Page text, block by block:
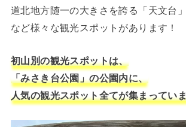
道北地方随一の大きさを誇る「天文台」
など様々な観光スポットがあります！
初山別の観光スポットは、
「みさき台公園」の公園内に、
人気の観光スポット全てが集まってい